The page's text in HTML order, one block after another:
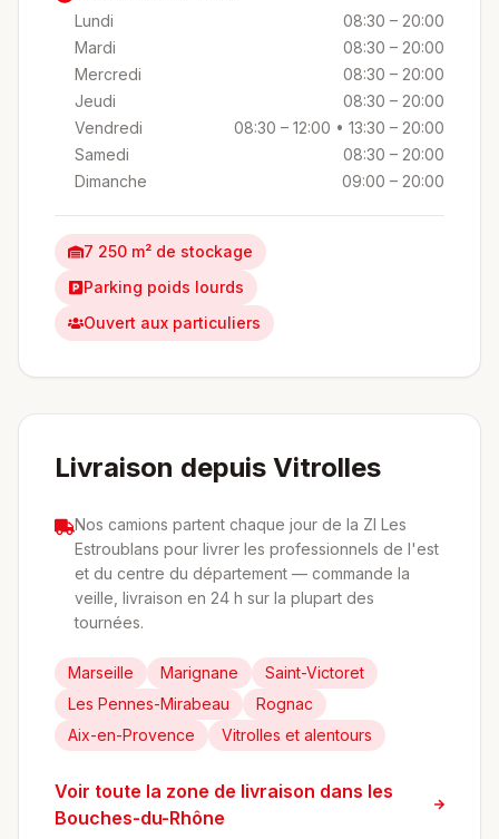
Lundi
08:30 – 20:00
Mardi
08:30 – 20:00
Mercredi
08:30 – 20:00
Jeudi
08:30 – 20:00
Vendredi
08:30 – 12:00 • 13:30 – 20:00
Samedi
08:30 – 20:00
Dimanche
09:00 – 20:00
7 250 m² de stockage
Parking poids lourds
Ouvert aux particuliers
Livraison depuis Vitrolles
Nos camions partent chaque jour de la ZI Les
Estroublans pour livrer les professionnels de l'est
et du centre du département — commande la
veille, livraison en 24 h sur la plupart des
tournées.
Marseille Marignane
Saint-Victoret
Les Pennes-Mirabeau
Rognac
Aix-en-Provence
Vitrolles et alentours
Voir toute la zone de livraison dans les
Bouches-du-Rhône